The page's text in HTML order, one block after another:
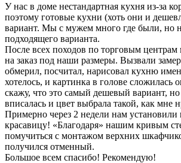
У нас в доме нестандартная кухня из-за
поэтому готовые кухни (хоть они и
вариант. Мы с мужем много где были, но
подходящего варианта.
После всех походов по торговым
на заказ под наши размеры. Вызвали
обмерил, посчитал, нарисовал кухню
хотелось, и картинка в голове сложилась
скажу, что это самый дешевый вариант,
вписалась и цвет выбрала такой, как мне
Примерно через 2 недели нам
красавицу! «Благодаря» нашим кривым
помучиться с монтажом верхних
получился отменный.
Большое всем спасибо! Рекомендую!